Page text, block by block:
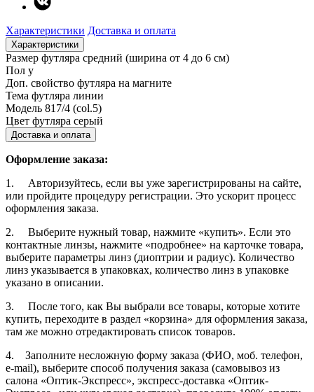
Характеристики Доставка и оплата
Характеристики
Размер футляра средний (ширина от 4 до 6 см)
Пол у
Доп. свойство футляра на магните
Тема футляра линии
Модель 817/4 (col.5)
Цвет футляра серый
Доставка и оплата
Оформление заказа:
1. Авторизуйтесь, если вы уже зарегистрированы на сайте,
или пройдите процедуру регистрации. Это ускорит процесс
оформления заказа.
2. Выберите нужный товар, нажмите «купить». Если это
контактные линзы, нажмите «подробнее» на карточке товара,
выберите параметры линз (диоптрии и радиус). Количество
линз указывается в упаковках, количество линз в упаковке
указано в описании.
3. После того, как Вы выбрали все товары, которые хотите
купить, переходите в раздел «корзина» для оформления заказа,
там же можно отредактировать список товаров.
4. Заполните несложную форму заказа (ФИО, моб. телефон,
e-mail), выберите способ получения заказа (самовывоз из
салона «Оптик-Экспресс», экспресс-доставка «Оптик-